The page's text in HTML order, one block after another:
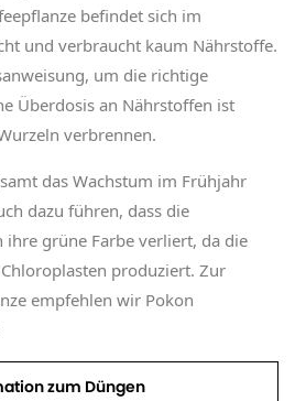
befindet sich im
und verbraucht kaum Nährstoffe.
um die richtige
Überdosis an Nährstoffen ist
verbrennen.
das Wachstum im Frühjahr
dazu führen, dass die
ihre grüne Farbe verliert, da die
produziert. Zur
empfehlen wir Pokon
zum Düngen